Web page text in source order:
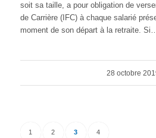
soit sa taille, a pour obligation de
de Carrière (IFC) à chaque salarié
moment de son départ à la retraite.
28 octobre
1 2 3 4